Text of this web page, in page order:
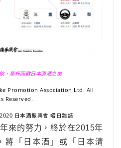
，舉杯同歡日本清酒之美
Promotion Association Ltd. All
Reserved.
日本酒振興會 嚐日雜誌
來的努力，終於在2015年
將「 日本酒 」或「 日本清